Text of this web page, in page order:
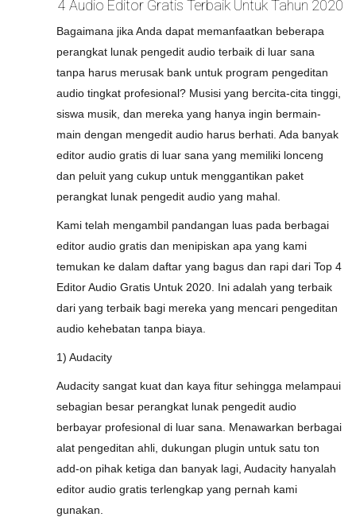
4 Audio Editor Gratis Terbaik Untuk Tahun 2020
Bagaimana jika Anda dapat memanfaatkan beberapa
perangkat lunak pengedit audio terbaik di luar sana
tanpa harus merusak bank untuk program pengeditan
audio tingkat profesional? Musisi yang bercita-cita tinggi,
siswa musik, dan mereka yang hanya ingin bermain-
main dengan mengedit audio harus berhati. Ada banyak
editor audio gratis di luar sana yang memiliki lonceng
dan peluit yang cukup untuk menggantikan paket
perangkat lunak pengedit audio yang mahal.
Kami telah mengambil pandangan luas pada berbagai
editor audio gratis dan menipiskan apa yang kami
temukan ke dalam daftar yang bagus dan rapi dari Top 4
Editor Audio Gratis Untuk 2020. Ini adalah yang terbaik
dari yang terbaik bagi mereka yang mencari pengeditan
audio kehebatan tanpa biaya.
1) Audacity
Audacity sangat kuat dan kaya fitur sehingga melampaui
sebagian besar perangkat lunak pengedit audio
berbayar profesional di luar sana. Menawarkan berbagai
alat pengeditan ahli, dukungan plugin untuk satu ton
add-on pihak ketiga dan banyak lagi, Audacity hanyalah
editor audio gratis terlengkap yang pernah kami
gunakan.